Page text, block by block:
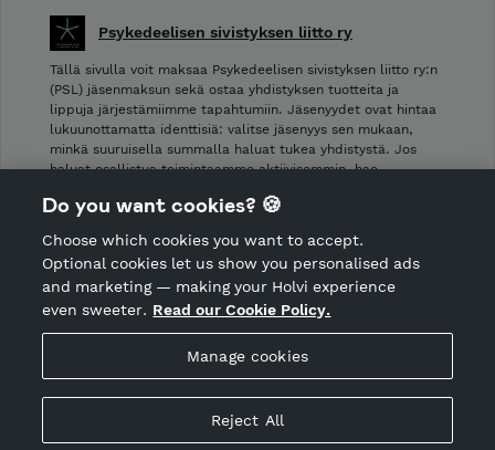
Hosted by Holvi
Holvi Payment Services Ltd is regulated by the Financial
Psykedeelisen sivistyksen liitto ry
Tällä sivulla voit maksaa Psykedeelisen sivistyksen liitto ry:n
(PSL) jäsenmaksun sekä ostaa yhdistyksen tuotteita ja
lippuja järjestämiimme tapahtumiin. Jäsenyydet ovat hintaa
lukuunottamatta identtisiä: valitse jäsenyys sen mukaan,
minkä suuruisella summalla haluat tukea yhdistystä. Jos
haluat osallistua toimintaamme aktiivisemmin, hae
CANCEL ORDER
Do you want cookies? 🍪
Choose which cookies you want to accept.
Optional cookies let us show you personalised ads
and marketing — making your Holvi experience
even sweeter. Read our Cookie Policy.
Manage cookies
Reject All